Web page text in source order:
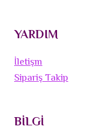
YARDIM
İletişm
Sipariş Takip
BİLGİ